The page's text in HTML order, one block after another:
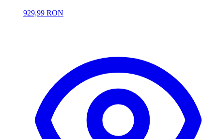
929,99 RON